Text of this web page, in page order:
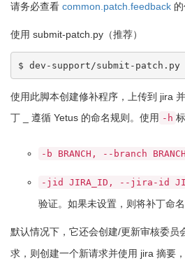
请务必查看 common.patch.feedback
使用 submit-patch.py​​（推荐）
使用此脚本创建修补程序，上传到 jira
丁 _ 遵循 Yetus 的命名规则。使用 -h
-b BRANCH, --branch BRANCH
-jid JIRA_ID, --jira-id
验证。如果未设置，则将补丁命
默认情况下，它还会创建/更新审核委员
求，则创建一个新请求并使用 jira 摘要